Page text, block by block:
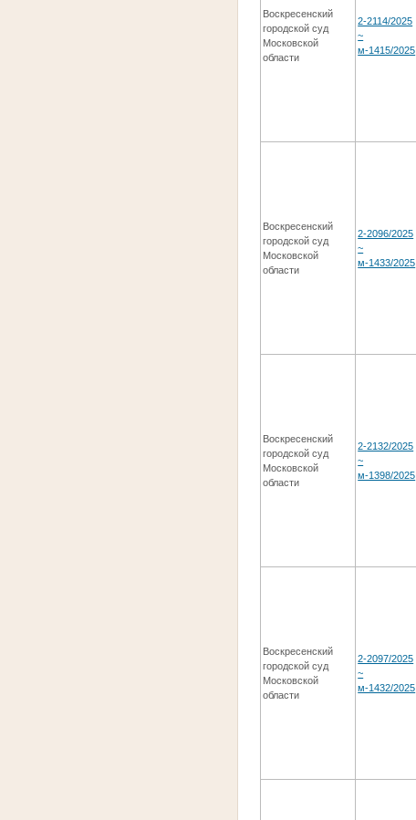
Воскресенский
городской суд
Московской
области
2-2114/2025
~
м-1415/2025
Воскресенский
городской суд
Московской
области
2-2096/2025
~
м-1433/2025
Воскресенский
городской суд
Московской
области
2-2132/2025
~
м-1398/2025
Воскресенский
городской суд
Московской
области
2-2097/2025
~
м-1432/2025